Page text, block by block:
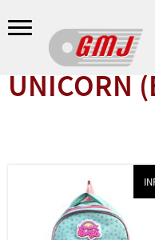
Meny
UNICORN